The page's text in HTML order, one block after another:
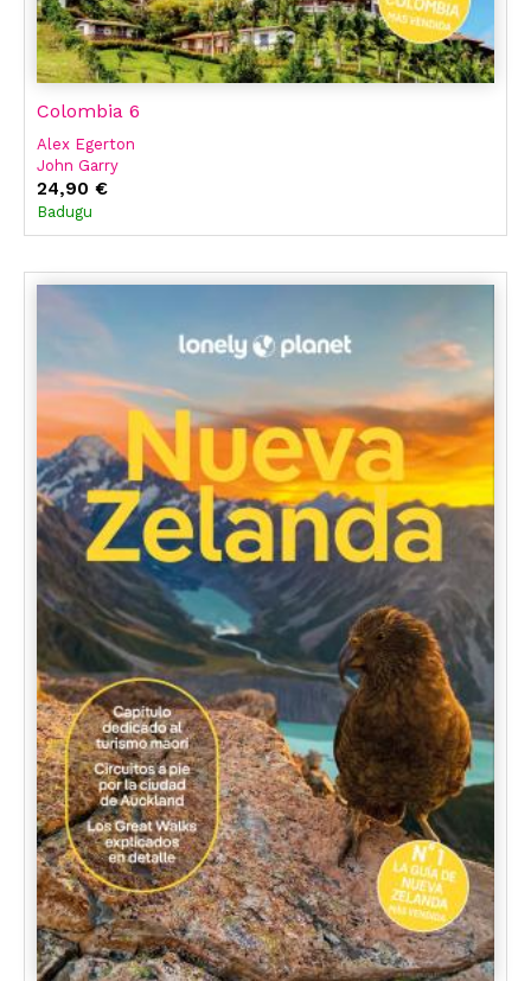
Colombia 6
Alex Egerton
John Garry
24,90 €
Badugu